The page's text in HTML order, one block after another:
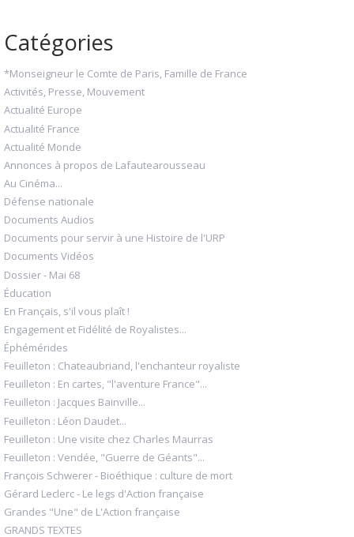
Catégories
*Monseigneur le Comte de Paris, Famille de France
Activités, Presse, Mouvement
Actualité Europe
Actualité France
Actualité Monde
Annonces à propos de Lafautearousseau
Au Cinéma...
Défense nationale
Documents Audios
Documents pour servir à une Histoire de l'URP
Documents Vidéos
Dossier - Mai 68
Éducation
En Français, s'il vous plaît !
Engagement et Fidélité de Royalistes...
Éphémérides
Feuilleton : Chateaubriand, l'enchanteur royaliste
Feuilleton : En cartes, "l'aventure France"...
Feuilleton : Jacques Bainville...
Feuilleton : Léon Daudet...
Feuilleton : Une visite chez Charles Maurras
Feuilleton : Vendée, "Guerre de Géants"...
François Schwerer - Bioéthique : culture de mort
Gérard Leclerc - Le legs d'Action française
Grandes "Une" de L'Action française
GRANDS TEXTES